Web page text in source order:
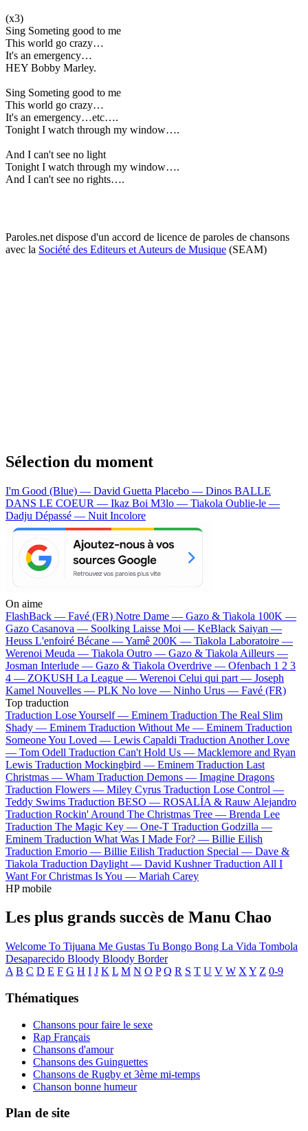
(x3)
Sing Someting good to me
This world go crazy…
It's an emergency…
HEY Bobby Marley.
Sing Someting good to me
This world go crazy…
It's an emergency…etc….
Tonight I watch through my window….
And I can't see no light
Tonight I watch through my window….
And I can't see no rights….
Paroles.net dispose d'un accord de licence de paroles de chansons
avec la Société des Editeurs et Auteurs de Musique (SEAM)
Sélection du moment
I'm Good (Blue) — David Guetta Placebo — Dinos BALLE
DANS LE COEUR — Ikaz Boi M3lo — Tiakola Oublie-le —
Dadju Dépassé — Nuit Incolore
On aime
FlashBack — Favé (FR) Notre Dame — Gazo & Tiakola 100K —
Gazo Casanova — Soolking Laisse Moi — KeBlack Saiyan —
Heuss L'enfoiré Bécane —Yamê 200K — Tiakola Laboratoire —
Werenoi Meuda — Tiakola Outro — Gazo & Tiakola Ailleurs —
Josman Interlude — Gazo & Tiakola Overdrive — Ofenbach 1 2 3
4 — ZOKUSH La League — Werenoi Celui qui part — Joseph
Kamel Nouvelles — PLK No love — Ninho Urus — Favé (FR)
Top traduction
Traduction Lose Yourself — Eminem Traduction The Real Slim
Shady — Eminem Traduction Without Me — Eminem Traduction
Someone You Loved — Lewis Capaldi Traduction Another Love
— Tom Odell Traduction Can't Hold Us — Macklemore and Ryan
Lewis Traduction Mockingbird — Eminem Traduction Last
Christmas — Wham Traduction Demons — Imagine Dragons
Traduction Flowers — Miley Cyrus Traduction Lose Control —
Teddy Swims Traduction BESO — ROSALÍA & Rauw Alejandro
Traduction Rockin' Around The Christmas Tree — Brenda Lee
Traduction The Magic Key — One-T Traduction Godzilla —
Eminem Traduction What Was I Made For? — Billie Eilish
Traduction Emorio — Billie Eilish Traduction Special — Dave &
Tiakola Traduction Daylight — David Kushner Traduction All I
Want For Christmas Is You — Mariah Carey
HP mobile
Les plus grands succès de Manu Chao
Welcome To Tijuana Me Gustas Tu Bongo Bong La Vida Tombola
Desaparecido Bloody Bloody Border
A B C D E F G H I J K L M N O P Q R S T U V W X Y Z 0-9
Thématiques
Chansons pour faire le sexe
Rap Français
Chansons d'amour
Chansons des Guinguettes
Chansons de Rugby et 3ème mi-temps
Chanson bonne humeur
Plan de site